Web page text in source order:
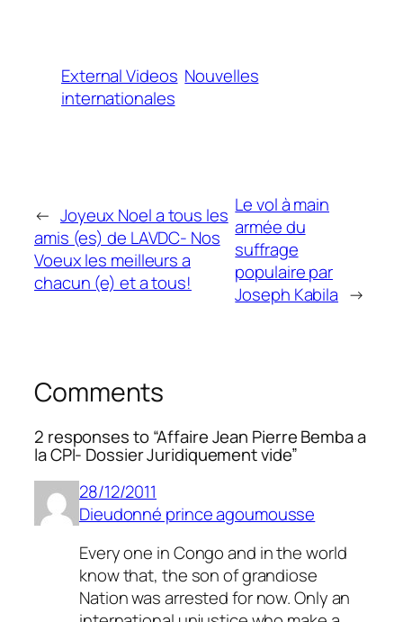
External Videos Nouvelles
internationales
← Joyeux Noel a tous les
amis (es) de LAVDC- Nos
Voeux les meilleurs a
chacun (e) et a tous!
Le vol à main
armée du
suffrage
populaire par
Joseph Kabila →
Comments
2 responses to “Affaire Jean Pierre Bemba a
la CPI- Dossier Juridiquement vide”
28/12/2011
Dieudonné prince agoumousse
Every one in Congo and in the world
know that, the son of grandiose
Nation was arrested for now. Only an